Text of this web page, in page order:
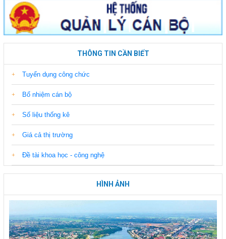
THÔNG TIN CẦN BIẾT
Tuyển dụng công chức
Bổ nhiệm cán bộ
Số liệu thống kê
Giá cả thị trường
Đề tài khoa học - công nghệ
HÌNH ẢNH